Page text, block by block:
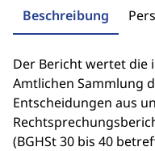
Beschreibung
Der Bericht wertet die
Amtlichen Sammlung
Entscheidungen aus
(BGHSt 30 bis 40